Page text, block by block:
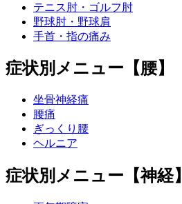
テニス肘・ゴルフ肘
野球肘・野球肩
手首・指の痛み
症状別メニュー【腰】
坐骨神経痛
腰痛
ぎっくり腰
ヘルニア
症状別メニュー【神経】